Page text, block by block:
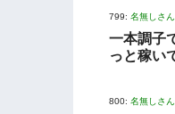
799: 名無しさん
一本調子
っと稼い
800: 名無しさん